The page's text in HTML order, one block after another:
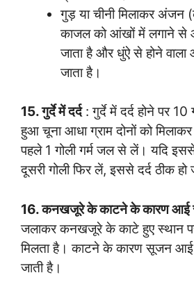
गुड़ या चीनी मिलाकर
काजल को आंखों में लगाने से
जाता है और धुंऐ से होने वाला
जाता है।
15. गुर्दे में दर्द: गुर्दे में दर्द होने पर
हुआ चूना आधा ग्राम दोनों को
पहले 1 गोली गर्म जल से लें। यदि इससे
दूसरी गोली फिर लें, इससे दर्द ठीक हो
16. कनखजूरे के काटने के कारण
जलाकर कनखजूरे के काटे हुए स्थान
मिलता है। काटने के कारण सूजन आई
जाती है।